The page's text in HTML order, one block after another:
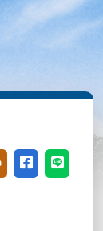
友善列印(開新視窗)
分享至臉書(
分享至